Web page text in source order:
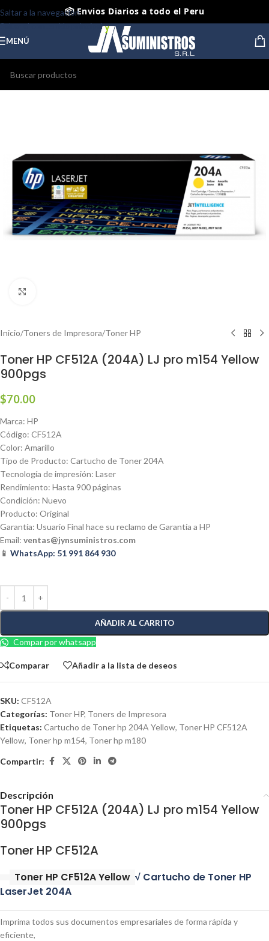
Saltar a la navegación
Saltar al contenido principal
📦 Envios Diarios a todo el Peru
🤝 Pago contra entrega Lima y Callao
⭐ Productos Originales y Nuevos
MENÚ
Inicio/Toners de Impresora/Toner HP
Toner HP CF512A (204A) LJ pro m154 Yellow
900pgs
$70.00
Marca: HP
Código: CF512A
Color: Amarillo
Tipo de Producto: Cartucho de Toner 204A
Tecnología de impresión: Laser
Rendimiento: Hasta 900 páginas
Condición: Nuevo
Producto: Original
Garantía: Usuario Final hace su reclamo de Garantía a HP
Email: ventas@jynsuministros.com
📱 WhatsApp: 51 991 864 930
AÑADIR AL CARRITO
Compar por whatsapp
Comparar Añadir a la lista de deseos
SKU: CF512A
Categorías: Toner HP, Toners de Impresora
Etiquetas: Cartucho de Toner hp 204A Yellow, Toner HP CF512A
Yellow, Toner hp m154, Toner hp m180
Compartir:
Descripción
Toner HP CF512A (204A) LJ pro m154 Yellow
900pgs
Toner HP CF512A
Toner HP CF512A Yellow √ Cartucho de Toner HP
LaserJet 204A
Imprima todos sus documentos empresariales de forma rápida y
eficiente,